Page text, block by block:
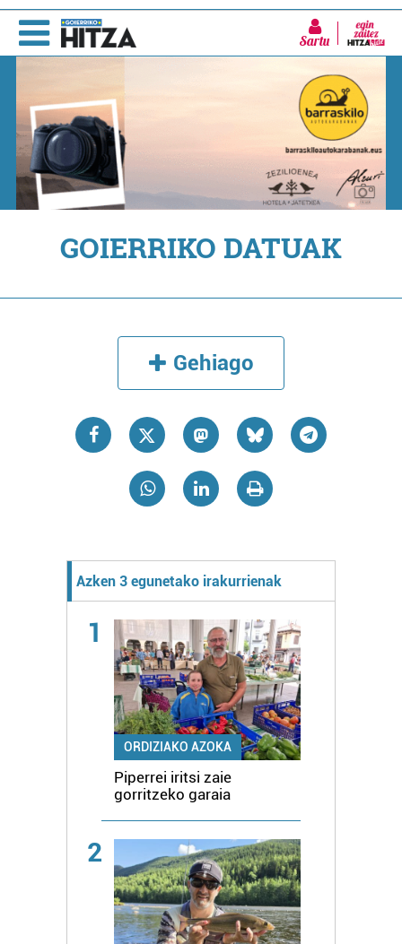
Sartu
GOIERRIKO DATUAK
Gehiago
Azken 3 egunetako irakurrienak
1
ORDIZIAKO AZOKA
Piperrei iritsi zaie
gorritzeko garaia
2